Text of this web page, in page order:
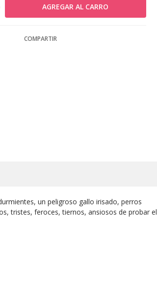
COMPARTIR
un peligroso gallo irisado, perros
tristes, feroces, tiernos, ansiosos de probar el